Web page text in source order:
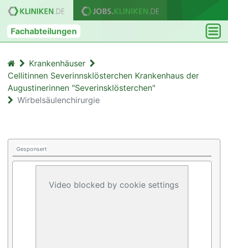
Fachabteilungen
Krankenhäuser
Cellitinnen Severinnsklösterchen Krankenhaus der
Augustinerinnen "Severinsklösterchen"
Wirbelsäulenchirurgie
Gesponsert
Video blocked by cookie settings